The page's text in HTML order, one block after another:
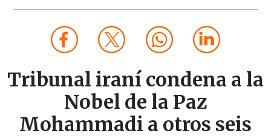
Tribunal iraní condena a la
Nobel de la Paz
Mohammadi a otros seis